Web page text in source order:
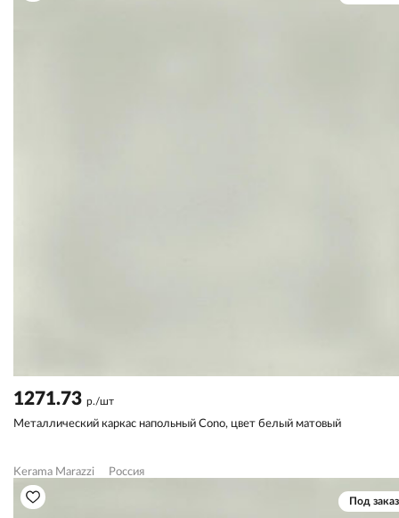
1271.73 р./шт
Металлический каркас напольный Cono, цвет белый матовый
Kerama Marazzi Россия
Под заказ